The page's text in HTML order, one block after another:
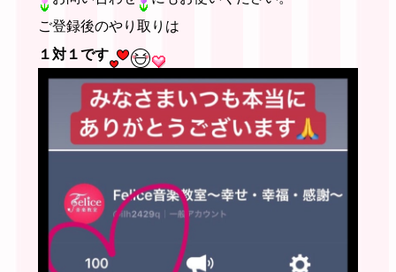
ご登録後のやり取りは
１対１です